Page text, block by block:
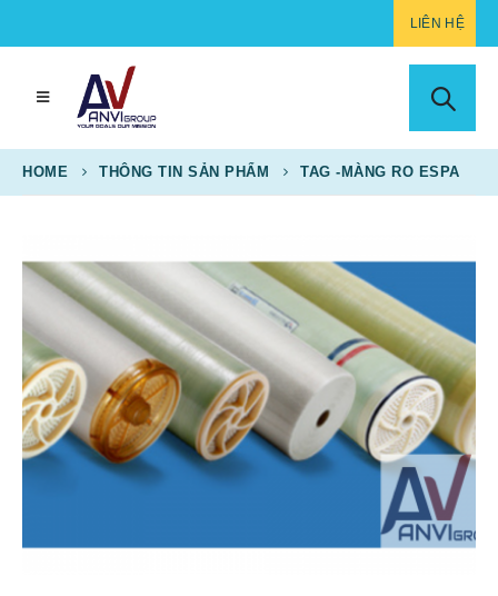
LIÊN HỆ
HOME THÔNG TIN SẢN PHẨM TAG - MÀNG RO ESPA